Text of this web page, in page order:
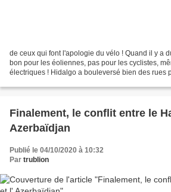
de ceux qui font l'apologie du vélo ! Quand il y a
bon pour les éoliennes, pas pour les cyclistes,
électriques ! Hidalgo a bouleversé bien des rues
Finalement, le conflit entre le Haut Karabagh et l'
Azerbaïdjan
Publié le 04/10/2020 à 10:32
Par trublion